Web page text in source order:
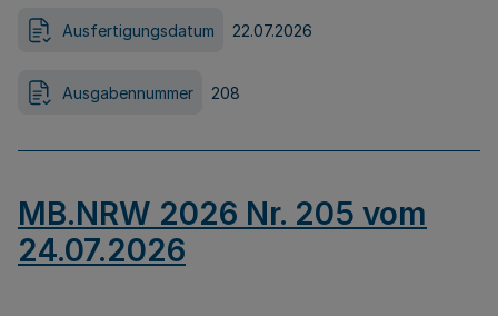
Ausfertigungsdatum 22.07.2026
Ausgabennummer 208
MB.NRW 2026 Nr. 205 vom
24.07.2026